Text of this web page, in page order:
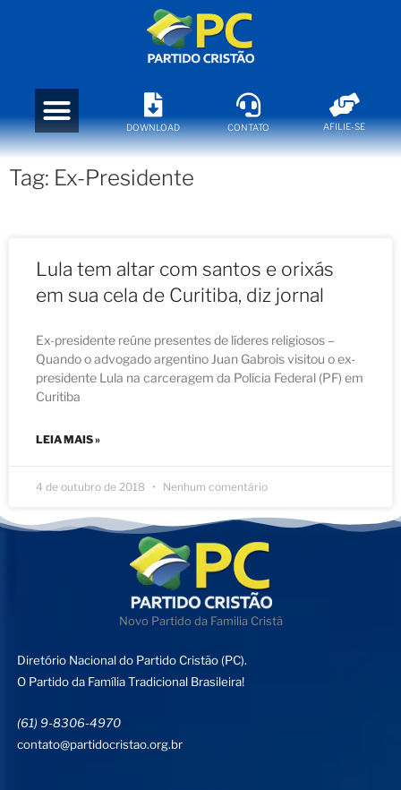
DOWNLOAD CONTATO AFILIE-SE
Tag: Ex-Presidente
Lula tem altar com santos e orixás
em sua cela de Curitiba, diz jornal
Ex-presidente reúne presentes de líderes religiosos –
Quando o advogado argentino Juan Gabrois visitou o ex-
presidente Lula na carceragem da Polícia Federal (PF) em
Curitiba
LEIA MAIS »
4 de outubro de 2018 Nenhum comentário
Novo Partido da Familia Cristã
Diretório Nacional do Partido Cristão (PC).
O Partido da Família Tradicional Brasileira!
(61) 9-8306-4970
contato@partidocristao.org.br